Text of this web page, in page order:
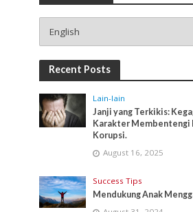
Recent Posts
Lain-lain
Janji yang Terkikis:
Karakter Membentengi
Korupsi.
August 16, 2025
Success Tips
Mendukung Anak